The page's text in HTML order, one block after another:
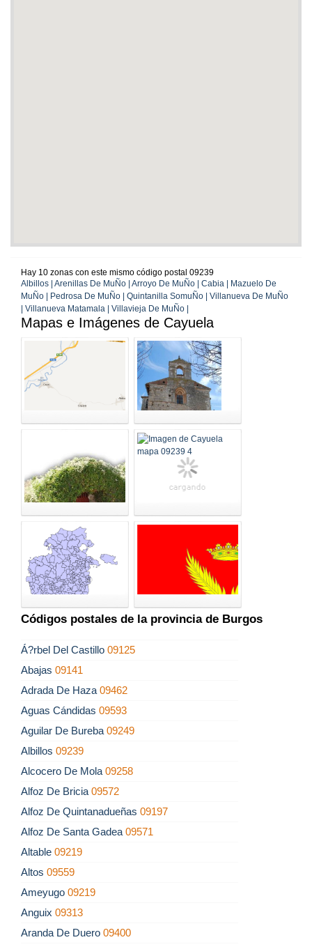
Hay 10 zonas con este mismo código postal 09239
Albillos | Arenillas De MuÑo | Arroyo De MuÑo | Cabia | Mazuelo De
MuÑo | Pedrosa De MuÑo | Quintanilla SomuÑo | Villanueva De MuÑo
| Villanueva Matamala | Villavieja De MuÑo |
Mapas e Imágenes de Cayuela
Códigos postales de la provincia de Burgos
Á?rbel Del Castillo 09125
Abajas 09141
Adrada De Haza 09462
Aguas Cándidas 09593
Aguilar De Bureba 09249
Albillos 09239
Alcocero De Mola 09258
Alfoz De Bricia 09572
Alfoz De Quintanadueñas 09197
Alfoz De Santa Gadea 09571
Altable 09219
Altos 09559
Ameyugo 09219
Anguix 09313
Aranda De Duero 09400